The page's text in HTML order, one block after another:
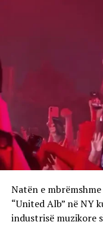
Natën e
“United Alb” në NY
industrisë muzikore